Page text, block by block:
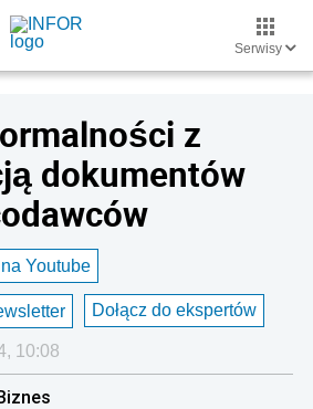
Serwisy
z
dokumentów
Youtube
Dołącz do ekspertów
10:08